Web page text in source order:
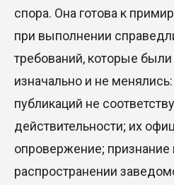
спора. Она готова к
при выполнении
требований, которые
изначально и не
публикаций не
действительности; их
опровержение; признание
распространении